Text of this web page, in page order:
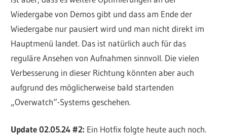
Wiedergabe von Demos gibt und dass am Ende der
Wiedergabe nur pausiert wird und man nicht direkt im
Hauptmenü landet. Das ist natürlich auch für das
reguläre Ansehen von Aufnahmen sinnvoll. Die vielen
Verbesserung in dieser Richtung könnten aber auch
aufgrund des möglicherweise bald startenden
„Overwatch“-Systems geschehen.
Update 02.05.24 #2: Ein Hotfix folgte heute auch noch.